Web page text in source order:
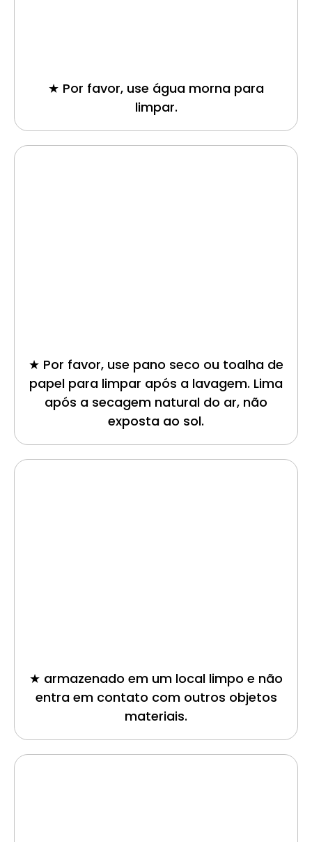
★ Por favor, use água morna para
limpar.
★ Por favor, use pano seco ou toalha de
papel para limpar após a lavagem. Lima
após a secagem natural do ar, não
exposta ao sol.
★ armazenado em um local limpo e não
entra em contato com outros objetos
materiais.